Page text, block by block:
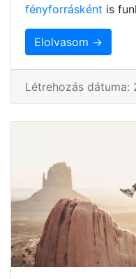
fényforrásként is
Elolvasom →
Létrehozás dátuma: